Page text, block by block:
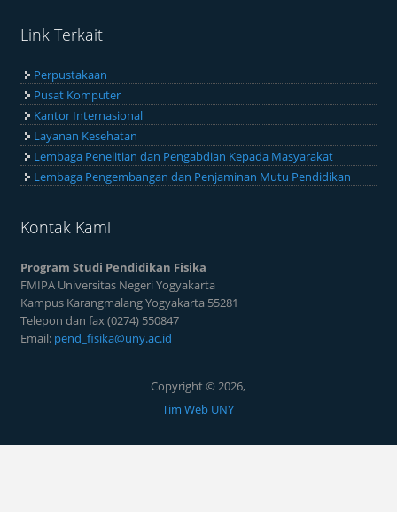
Link Terkait
Perpustakaan
Pusat Komputer
Kantor Internasional
Layanan Kesehatan
Lembaga Penelitian dan Pengabdian Kepada Masyarakat
Lembaga Pengembangan dan Penjaminan Mutu Pendidikan
Kontak Kami
Program Studi Pendidikan Fisika
FMIPA Universitas Negeri Yogyakarta
Kampus Karangmalang Yogyakarta 55281
Telepon dan fax (0274) 550847
Email: pend_fisika@uny.ac.id
Copyright © 2026,
Tim Web UNY